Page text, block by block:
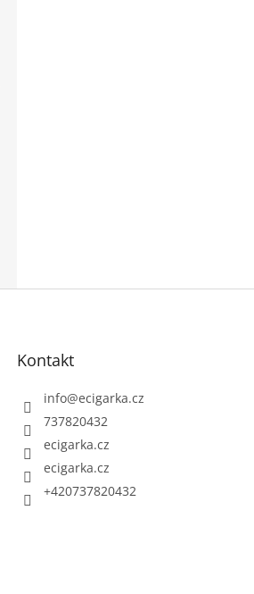
Kontakt
info@ecigarka.cz
737820432
ecigarka.cz
ecigarka.cz
+420737820432